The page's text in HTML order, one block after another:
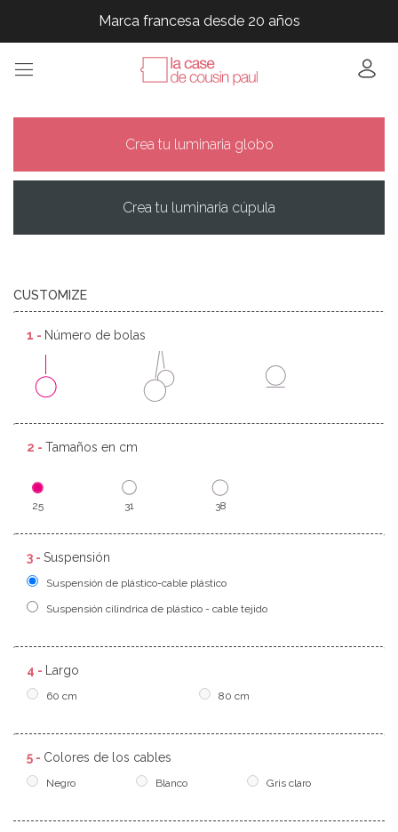
Marca francesa desde 20 años
Marca francesa desde 20 años
Marca francesa desde 20 años
Crea tu luminaria globo
Crea tu luminaria cúpula
CUSTOMIZE
1 - Número de bolas
2 - Tamaños en cm
25 31 38
3 - Suspensión
Suspensión de plástico-cable plástico
Suspensión cilíndrica de plástico - cable tejido
4 - Largo
60 cm 80 cm
5 - Colores de los cables
Negro Blanco Gris claro